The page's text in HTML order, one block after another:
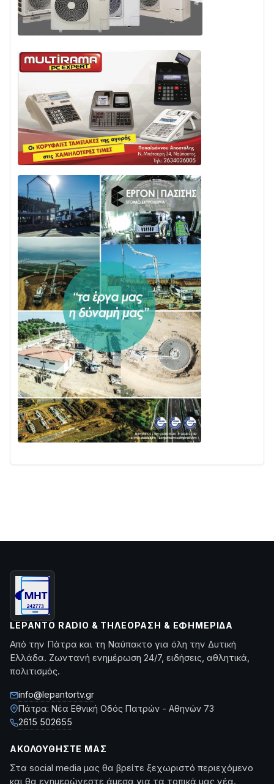
LEPANTO RADIO & ΤΗΛΕΌΡΑΣΗ & ΕΦΗΜΕΡΊΔΑ
Από την Πάτρα και τη Ναύπακτο για όλη την Δυτική
Ελλάδα. Ζωντανή ενημέρωση 24/7, ειδήσεις, αθλητικά,
πολιτισμός.
info@lepantortv.gr
Πάτρα: Νέα Εθνική Οδός Πατρών - Αθηνών 73
2615 502655
ΑΚΟΛΟΥΘΉΣΤΕ ΜΑΣ
Στα social media μας θα βρείτε ξεχωριστό περιεχόμενο
και θα ενημερώνεστε άμεσα για τα τοπικά μας νέα.